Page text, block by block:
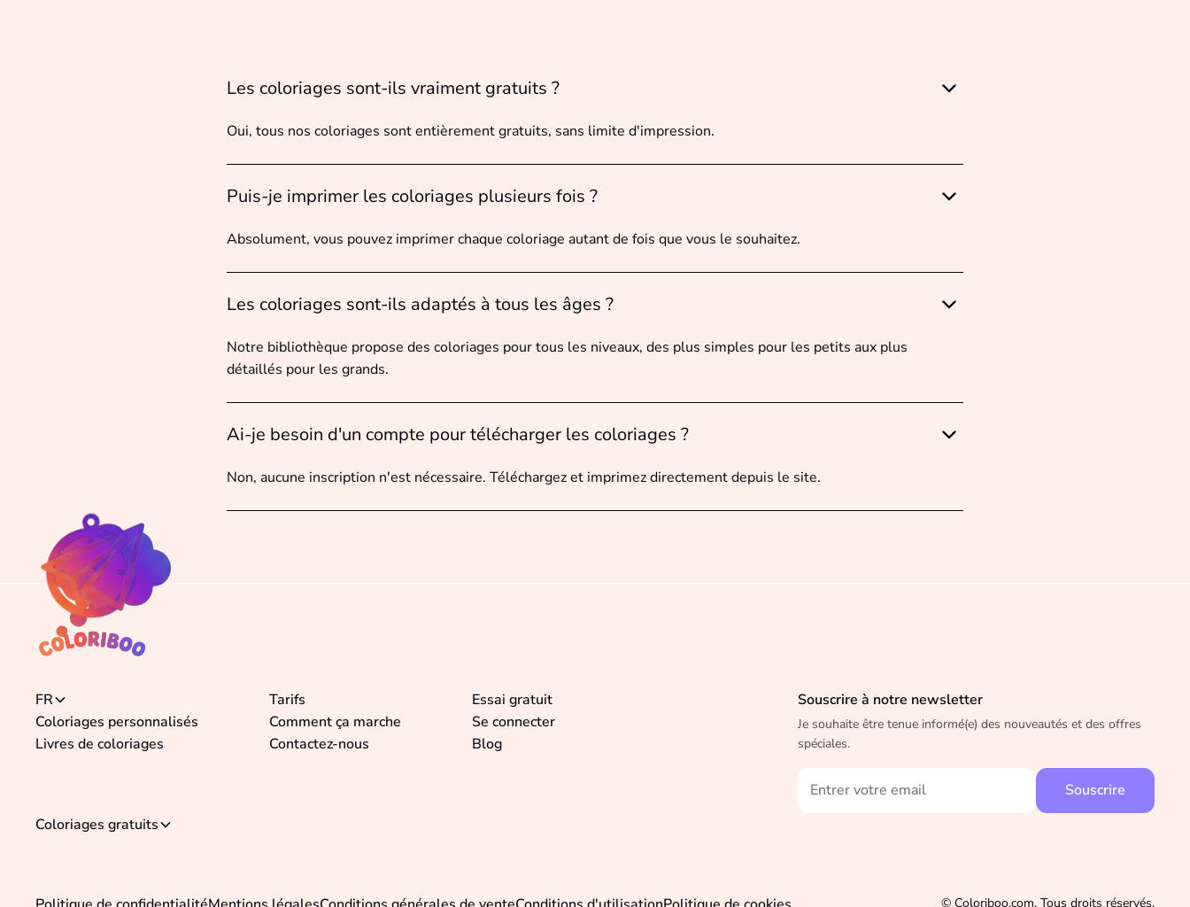
Les coloriages sont-ils vraiment gratuits ?
Oui, tous nos coloriages sont entièrement gratuits, sans limite d'impression.
Puis-je imprimer les coloriages plusieurs fois ?
Absolument, vous pouvez imprimer chaque coloriage autant de fois que vous le souhaitez.
Les coloriages sont-ils adaptés à tous les âges ?
Notre bibliothèque propose des coloriages pour tous les niveaux, des plus simples pour les petits aux plus
détaillés pour les grands.
Ai-je besoin d'un compte pour télécharger les coloriages ?
Non, aucune inscription n'est nécessaire. Téléchargez et imprimez directement depuis le site.
FR
Coloriages personnalisés
Livres de coloriages
Tarifs
Comment ça marche
Contactez-nous
Essai gratuit
Se connecter
Blog
Souscrire à notre newsletter
Je souhaite être tenue informé(e) des nouveautés et des offres
spéciales.
Coloriages gratuits
© Coloriboo.com. Tous droits réservés.